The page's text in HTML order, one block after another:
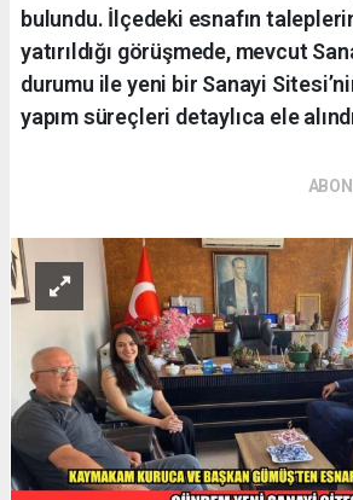
bulundu. İlçedeki esnafın
yatırıldığı görüşmede, mevcut
durumu ile yeni bir Sanayi
yapım süreçleri detaylıca ele